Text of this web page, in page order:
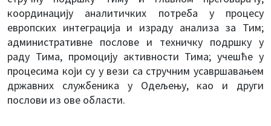
координацију аналитичких потреба у процесу
европских интеграција и израду анализа за Тим;
административне послове и техничку подршку у
раду Тима, промоцију активности Тима; учешће у
процесима који су у вези са стручним усавршавањем
државних службеника у Одељењу, као и други
послови из ове области.